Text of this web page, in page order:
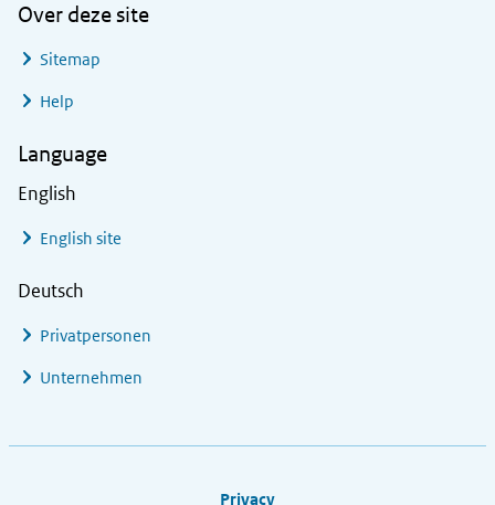
Over deze site
Sitemap
Help
Language
English
English site
Deutsch
Privatpersonen
Unternehmen
Privacy